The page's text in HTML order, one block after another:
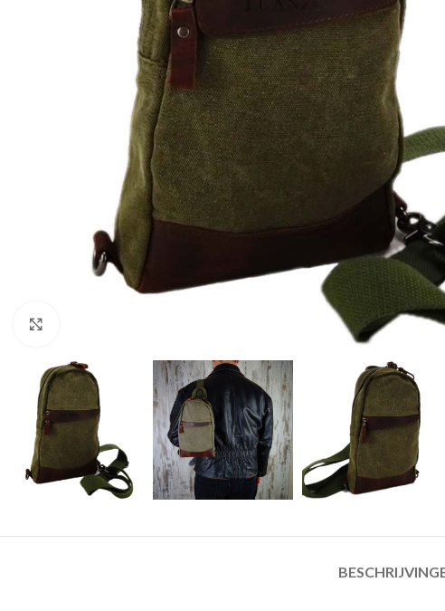
BESCHRIJVING